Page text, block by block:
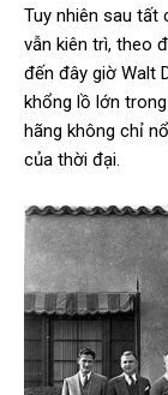
Tuy nhiên sau tất
vẫn kiên trì, theo
đến đây giờ Walt
khổng lồ lớn
hãng không chỉ
của thời đại.